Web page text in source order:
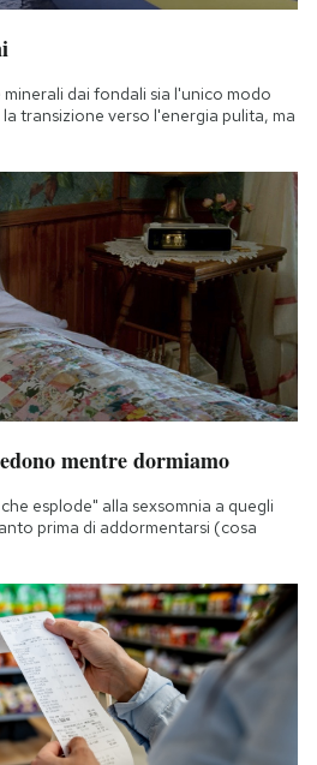
dai fondali sia l'unico modo
transizione verso l'energia pulita, ma
mentre dormiamo
esplode" alla sexsomnia a quegli
prima di addormentarsi (cosa